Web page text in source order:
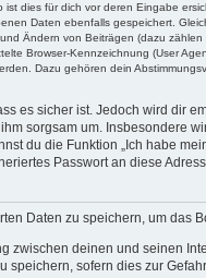
dies für dich vor deren Eingabe
Daten ebenfalls gespeichert.
Ändern von Beiträgen (dazu
Browser-Kennzeichnung (User
Dazu gehören dein
es sicher ist. Jedoch wird dir
sorgsam um. Insbesondere
du die Funktion „Ich habe
Passwort an diese
Daten zu speichern, um das
deinen und seinen
sofern dies zur